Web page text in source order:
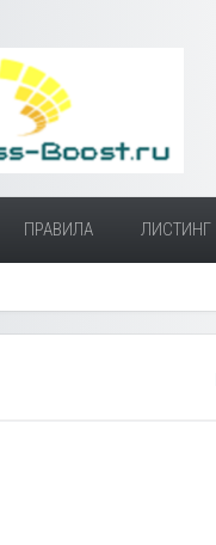
ПРАВИЛА ЛИСТИНГ